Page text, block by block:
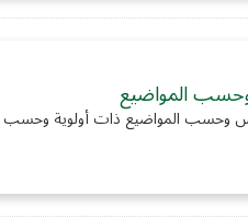
وحسب المواضيع
وحسب المواضيع ذات أولوية